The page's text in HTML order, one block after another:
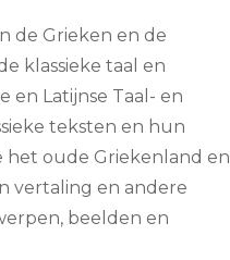
de Grieken en de
klassieke taal en
en Latijnse Taal- en
teksten en hun
het oude Griekenland en
vertaling en andere
beelden en